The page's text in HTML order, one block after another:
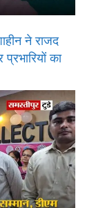
ने राजद
का